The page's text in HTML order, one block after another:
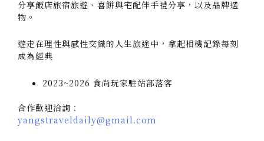
分享飯店旅宿旅遊、喜餅與宅配伴手禮分享，以及品牌選
物。
遊走在理性與感性交織的人生旅途中，拿起相機記錄每刻
成為經典
2023~2026 食尚玩家駐站部落客
合作歡迎洽詢：
yangstraveldaily@gmail.com